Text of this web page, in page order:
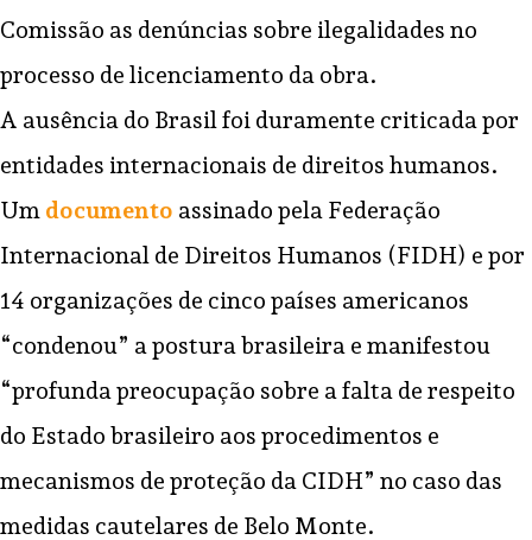
Comissão as denúncias sobre ilegalidades no
processo de licenciamento da obra.
A ausência do Brasil foi duramente criticada por
entidades internacionais de direitos humanos.
Um documento assinado pela Federação
Internacional de Direitos Humanos (FIDH) e por
14 organizações de cinco países americanos
“condenou” a postura brasileira e manifestou
“profunda preocupação sobre a falta de respeito
do Estado brasileiro aos procedimentos e
mecanismos de proteção da CIDH” no caso das
medidas cautelares de Belo Monte.